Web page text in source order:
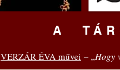
A
VERZÁR ÉVA művei – „Hogy